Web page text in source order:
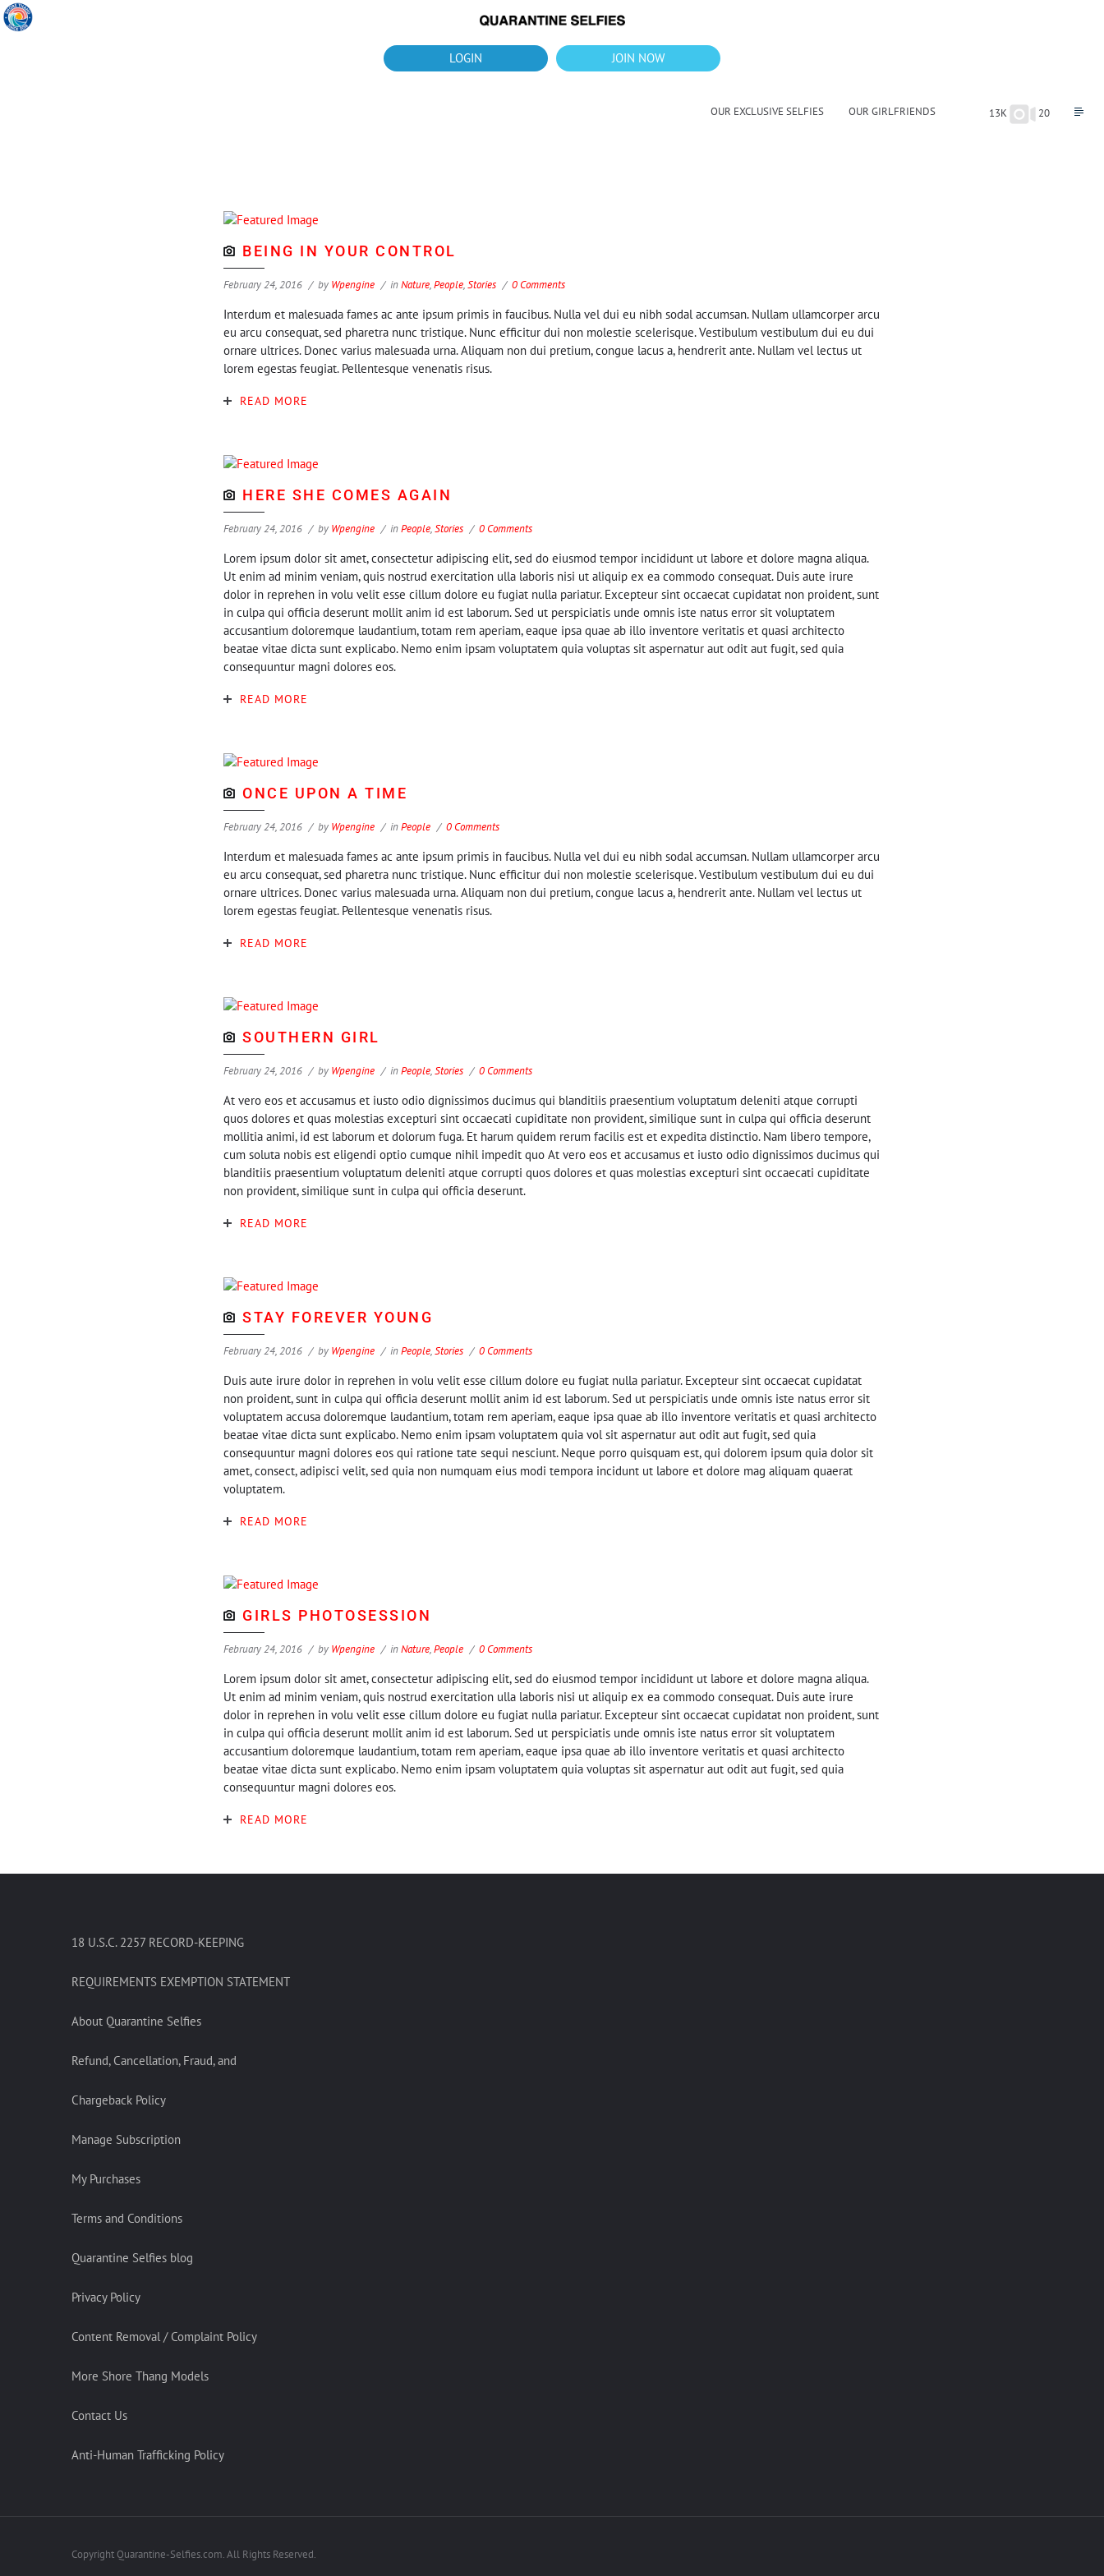
What's up?!New Downloads for August 2026
LOGIN JOIN NOW
OUR EXCLUSIVE SELFIES OUR GIRLFRIENDS 13K 20
BEING IN YOUR CONTROL
February 24, 2016 by Wpengine inNature,People,Stories 0 Comments
Interdum et malesuada fames ac ante ipsum primis in faucibus. Nulla vel dui eu nibh sodal accumsan. Nullam ullamcorper arcu
eu arcu consequat, sed pharetra nunc tristique. Nunc efficitur dui non molestie scelerisque. Vestibulum vestibulum dui eu dui
ornare ultrices. Donec varius malesuada urna. Aliquam non dui pretium, congue lacus a, hendrerit ante. Nullam vel lectus ut
lorem egestas feugiat. Pellentesque venenatis risus.
READ MORE
HERE SHE COMES AGAIN
February 24, 2016 by Wpengine inPeople,Stories 0 Comments
Lorem ipsum dolor sit amet, consectetur adipiscing elit, sed do eiusmod tempor incididunt ut labore et dolore magna aliqua.
Ut enim ad minim veniam, quis nostrud exercitation ulla laboris nisi ut aliquip ex ea commodo consequat. Duis aute irure
dolor in reprehen in volu velit esse cillum dolore eu fugiat nulla pariatur. Excepteur sint occaecat cupidatat non proident, sunt
in culpa qui officia deserunt mollit anim id est laborum. Sed ut perspiciatis unde omnis iste natus error sit voluptatem
accusantium doloremque laudantium, totam rem aperiam, eaque ipsa quae ab illo inventore veritatis et quasi architecto
beatae vitae dicta sunt explicabo. Nemo enim ipsam voluptatem quia voluptas sit aspernatur aut odit aut fugit, sed quia
consequuntur magni dolores eos.
READ MORE
ONCE UPON A TIME
February 24, 2016 by Wpengine inPeople 0 Comments
Interdum et malesuada fames ac ante ipsum primis in faucibus. Nulla vel dui eu nibh sodal accumsan. Nullam ullamcorper arcu
eu arcu consequat, sed pharetra nunc tristique. Nunc efficitur dui non molestie scelerisque. Vestibulum vestibulum dui eu dui
ornare ultrices. Donec varius malesuada urna. Aliquam non dui pretium, congue lacus a, hendrerit ante. Nullam vel lectus ut
lorem egestas feugiat. Pellentesque venenatis risus.
READ MORE
SOUTHERN GIRL
February 24, 2016 by Wpengine inPeople,Stories 0 Comments
At vero eos et accusamus et iusto odio dignissimos ducimus qui blanditiis praesentium voluptatum deleniti atque corrupti
quos dolores et quas molestias excepturi sint occaecati cupiditate non provident, similique sunt in culpa qui officia deserunt
mollitia animi, id est laborum et dolorum fuga. Et harum quidem rerum facilis est et expedita distinctio. Nam libero tempore,
cum soluta nobis est eligendi optio cumque nihil impedit quo At vero eos et accusamus et iusto odio dignissimos ducimus qui
blanditiis praesentium voluptatum deleniti atque corrupti quos dolores et quas molestias excepturi sint occaecati cupiditate
non provident, similique sunt in culpa qui officia deserunt.
READ MORE
STAY FOREVER YOUNG
February 24, 2016 by Wpengine inPeople,Stories 0 Comments
Duis aute irure dolor in reprehen in volu velit esse cillum dolore eu fugiat nulla pariatur. Excepteur sint occaecat cupidatat
non proident, sunt in culpa qui officia deserunt mollit anim id est laborum. Sed ut perspiciatis unde omnis iste natus error sit
voluptatem accusa doloremque laudantium, totam rem aperiam, eaque ipsa quae ab illo inventore veritatis et quasi architecto
beatae vitae dicta sunt explicabo. Nemo enim ipsam voluptatem quia vol sit aspernatur aut odit aut fugit, sed quia
consequuntur magni dolores eos qui ratione tate sequi nesciunt. Neque porro quisquam est, qui dolorem ipsum quia dolor sit
amet, consect, adipisci velit, sed quia non numquam eius modi tempora incidunt ut labore et dolore mag aliquam quaerat
voluptatem.
READ MORE
GIRLS PHOTOSESSION
February 24, 2016 by Wpengine inNature,People 0 Comments
Lorem ipsum dolor sit amet, consectetur adipiscing elit, sed do eiusmod tempor incididunt ut labore et dolore magna aliqua.
Ut enim ad minim veniam, quis nostrud exercitation ulla laboris nisi ut aliquip ex ea commodo consequat. Duis aute irure
dolor in reprehen in volu velit esse cillum dolore eu fugiat nulla pariatur. Excepteur sint occaecat cupidatat non proident, sunt
in culpa qui officia deserunt mollit anim id est laborum. Sed ut perspiciatis unde omnis iste natus error sit voluptatem
accusantium doloremque laudantium, totam rem aperiam, eaque ipsa quae ab illo inventore veritatis et quasi architecto
beatae vitae dicta sunt explicabo. Nemo enim ipsam voluptatem quia voluptas sit aspernatur aut odit aut fugit, sed quia
consequuntur magni dolores eos.
READ MORE
18 U.S.C. 2257 RECORD-KEEPING
REQUIREMENTS EXEMPTION STATEMENT
About Quarantine Selfies
Refund, Cancellation, Fraud, and
Chargeback Policy
Manage Subscription
My Purchases
Terms and Conditions
Quarantine Selfies blog
Privacy Policy
Content Removal / Complaint Policy
More Shore Thang Models
Contact Us
Anti-Human Trafficking Policy
Copyright Quarantine-Selfies.com. All Rights Reserved.